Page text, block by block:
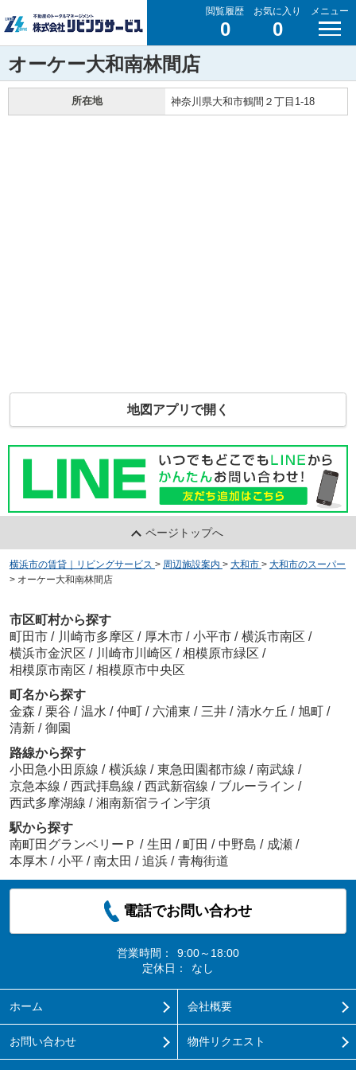
閲覧履歴
0
お気に入り
0
メニュー
オーケー大和南林間店
所在地 神奈川県大和市鶴間２丁目1-18
地図アプリで開く
ページトップへ
横浜市の賃貸｜リビングサービス > 周辺施設案内 > 大和市 > 大和市のスーパー
> オーケー大和南林間店
市区町村から探す
町田市 / 川崎市多摩区 / 厚木市 / 小平市 / 横浜市南区 /
横浜市金沢区 / 川崎市川崎区 / 相模原市緑区 /
相模原市南区 / 相模原市中央区
町名から探す
金森 / 栗谷 / 温水 / 仲町 / 六浦東 / 三井 / 清水ケ丘 / 旭町 /
清新 / 御園
路線から探す
小田急小田原線 / 横浜線 / 東急田園都市線 / 南武線 /
京急本線 / 西武拝島線 / 西武新宿線 / ブルーライン /
西武多摩湖線 / 湘南新宿ライン宇須
駅から探す
南町田グランベリーＰ / 生田 / 町田 / 中野島 / 成瀬 /
本厚木 / 小平 / 南太田 / 追浜 / 青梅街道
電話でお問い合わせ
営業時間：
9:00～18:00
定休日：
なし
ホーム 会社概要
お問い合わせ 物件リクエスト